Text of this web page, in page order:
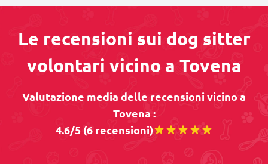
Le recensioni sui dog sitter
volontari vicino a Tovena
Valutazione media delle recensioni vicino a
Tovena :
4.6/5 (6 recensioni)